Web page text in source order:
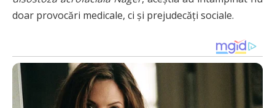
doar provocări medicale, ci și prejudecăți sociale.